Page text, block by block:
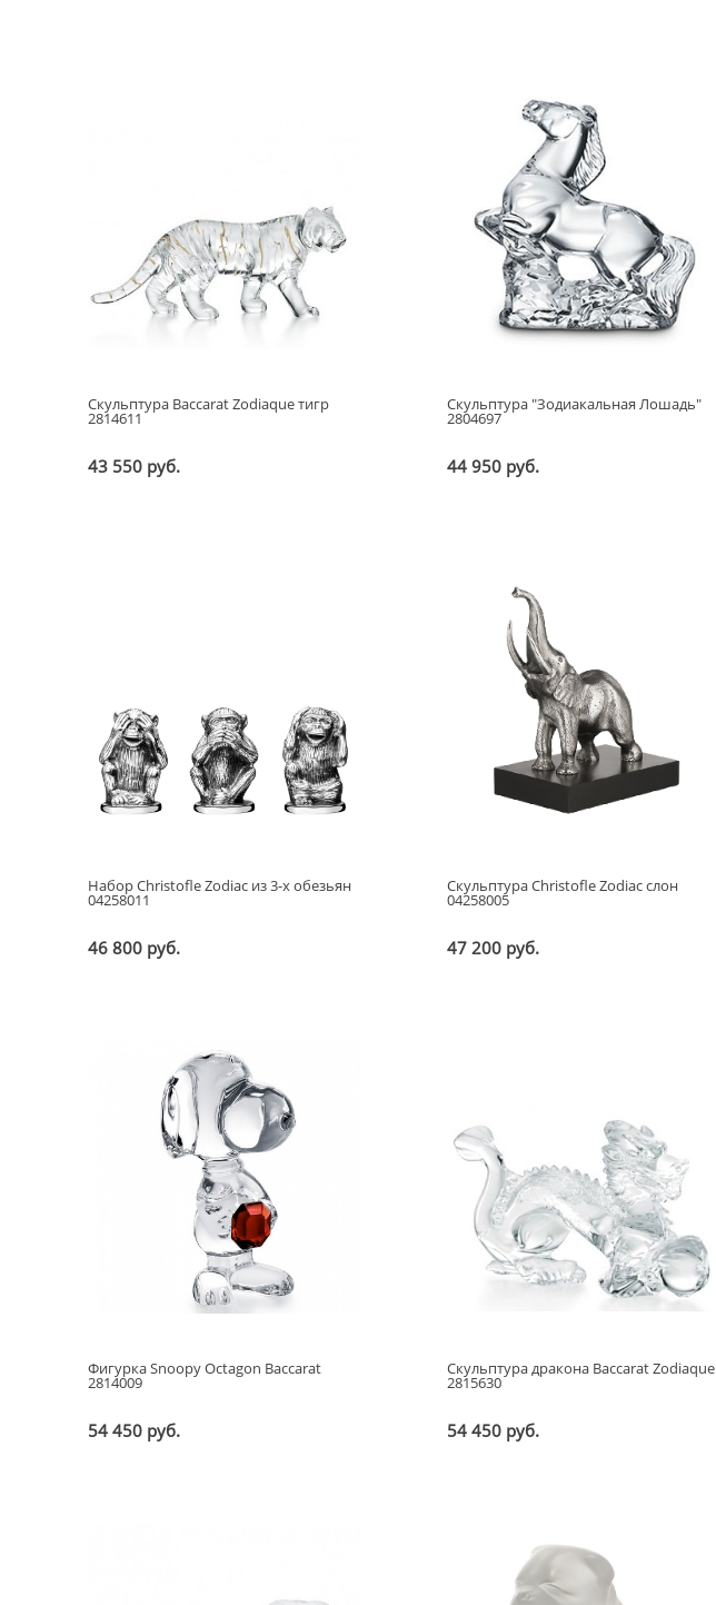
Скульптура Baccarat Zodiaque тигр
2814611
43 550 руб.
Скульптура "Зодиакальная Лошадь"
2804697
44 950 руб.
Набор Christofle Zodiac из 3-х обезьян
04258011
46 800 руб.
Скульптура Christofle Zodiac слон
04258005
47 200 руб.
Фигурка Snoopy Octagon Baccarat
2814009
54 450 руб.
Скульптура дракона Baccarat Zodiaque
2815630
54 450 руб.